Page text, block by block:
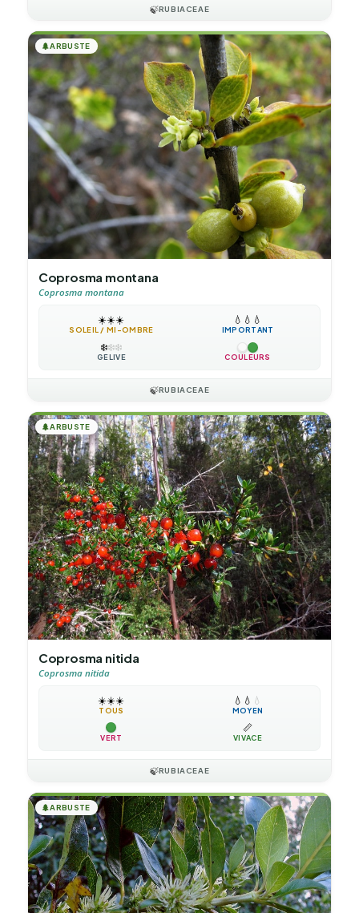
🍃RUBIACEAE
🌲ARBUSTE
Coprosma montana
Coprosma montana
☀️☀️☀️
SOLEIL / MI-OMBRE
💧 💧 💧
IMPORTANT
❄️❄️❄️
GÉLIVE COULEURS
🍃RUBIACEAE
🌲ARBUSTE
Coprosma nitida
Coprosma nitida
☀️☀️☀️
TOUS
💧 💧 💧
MOYEN
VERT
📏
VIVACE
🍃RUBIACEAE
🌲ARBUSTE